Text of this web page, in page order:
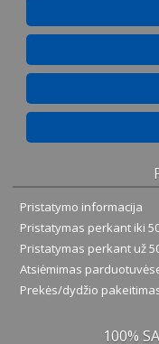
Pristatymo informacija
Pristatymas perkant iki
Pristatymas perkant už
Atsiėmimas
Prekės/dydžio
100%